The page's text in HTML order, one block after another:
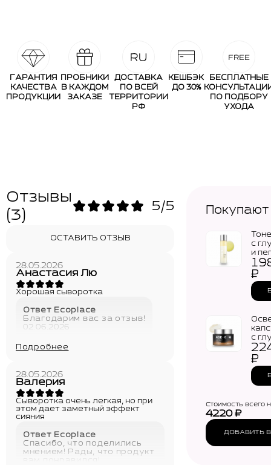
ГАРАНТИЯ
КАЧЕСТВА
ПРОДУКЦИИ
ПРОБНИКИ
В КАЖДОМ
ЗАКАЗЕ
ДОСТАВКА
ПО ВСЕЙ
ТЕРРИТОРИИ
РФ
КЕШБЭК
ДО 30%
БЕСПЛАТНЫЕ
ПО ПОДБОРУ
УХОДА
Отзывы
(3)
5/5
ОСТАВИТЬ ОТЗЫВ
28.05.2026
Анастасия Лю
Хорошая сыворотка
Ответ Ecoplace
Благодарим вас за отзыв!
02.06.2026
Подробнее
28.05.2026
Валерия
Сыворотка очень легкая, но при
этом дает заметный эффект
сияния
Ответ Ecoplace
Спасибо, что поделились
мнением! Рады, что продукт
с
и
₽
с
₽
Стоимость всего
4220₽
ДОБАВИТЬ